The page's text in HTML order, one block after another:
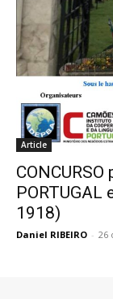
Article
PORTUGAL
1918)
Daniel RIBEIRO - 26